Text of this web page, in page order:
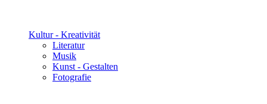
Kultur - Kreativität
Literatur
Musik
Kunst - Gestalten
Fotografie